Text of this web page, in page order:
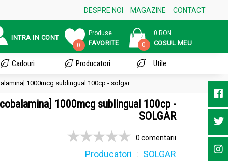
DESPRE NOI MAGAZINE CONTACT
INTRA IN CONT
0
Produse
FAVORITE 0
0 RON
COSUL MEU
Cadouri Producatori Utile
1000mcg sublingual 100cp - solgar
1000mcg sublingual 100cp -
SOLGAR
0 comentarii
Producatori SOLGAR